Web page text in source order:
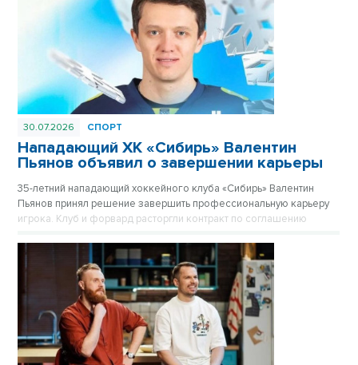
30.07.2026 СПОРТ
Нападающий ХК «Сибирь» Валентин
Пьянов объявил о завершении карьеры
35-летний нападающий хоккейного клуба «Сибирь» Валентин
Пьянов принял решение завершить профессиональную карьеру
игрока. Клуб и форвард расторгли контракт по соглашению